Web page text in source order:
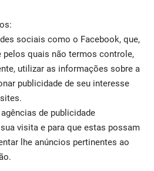
sociais como o Facebook, que,
pelos quais não termos controle,
utilizar as informações sobre a
publicidade de seu interesse
de publicidade
visita e para que estas possam
lhe anúncios pertinentes ao